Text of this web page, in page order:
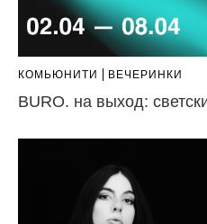
КОМЬЮНИТИ ВЕЧЕРИНКИ
BURO. на выход: